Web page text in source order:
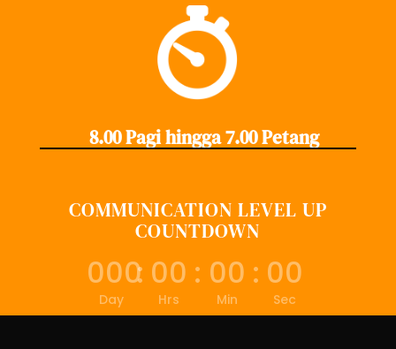
8.00 Pagi hingga 7.00 Petang
COMMUNICATION LEVEL UP
COUNTDOWN
000
Day
: 00
Hrs
: 00
Min
: 00
Sec